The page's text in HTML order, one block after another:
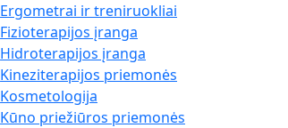
Ergometrai ir treniruokliai
Fizioterapijos įranga
Hidroterapijos įranga
Kineziterapijos priemonės
Kosmetologija
Kūno priežiūros priemonės